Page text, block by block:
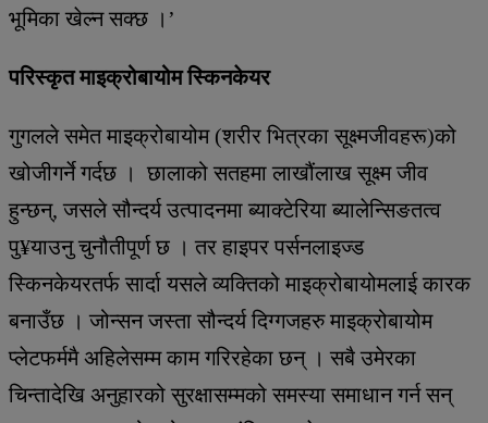
भूमिका खेल्न सक्छ ।’
परिस्कृत माइक्रोबायोम स्किनकेयर
गुगलले समेत माइक्रोबायोम (शरीर भित्रका सूक्ष्मजीवहरू)को
खोजीगर्ने गर्दछ । छालाको सतहमा लाखौंलाख सूक्ष्म जीव
हुन्छन्, जसले सौन्दर्य उत्पादनमा ब्याक्टेरिया ब्यालेन्सिङतत्व
पु¥याउनु चुनौतीपूर्ण छ । तर हाइपर पर्सनलाइज्ड
स्किनकेयरतर्फ सार्दा यसले व्यक्तिको माइक्रोबायोमलाई कारक
बनाउँछ । जोन्सन जस्ता सौन्दर्य दिग्गजहरु माइक्रोबायोम
प्लेटफर्ममै अहिलेसम्म काम गरिरहेका छन् । सबै उमेरका
चिन्तादेखि अनुहारको सुरक्षासम्मको समस्या समाधान गर्न सन्